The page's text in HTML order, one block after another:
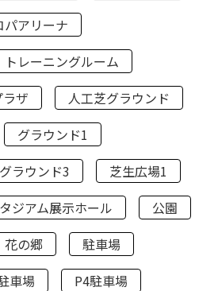
パアリーナ
トレーニングルーム
ザ
人工芝グラウンド
グラウンド1
グラウンド3
芝生広場1
ジアム展示ホール
公園
花の郷
駐車場
車場
P4駐車場